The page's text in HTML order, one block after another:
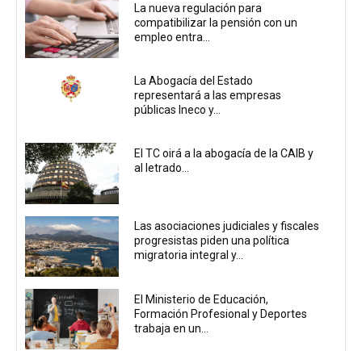
La nueva regulación para
compatibilizar la pensión con un
empleo entra...
La Abogacía del Estado
representará a las empresas
públicas Ineco y...
El TC oirá a la abogacía de la CAIB y
al letrado...
Las asociaciones judiciales y fiscales
progresistas piden una política
migratoria integral y...
El Ministerio de Educación,
Formación Profesional y Deportes
trabaja en un...